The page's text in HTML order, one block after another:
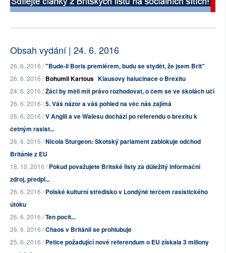
Obsah vydání | 24. 6. 2016
26. 6. 2016 /"Bude-li Boris premiérem, budu se stydět, že jsem Brit"
26. 6. 2016 /Bohumil Kartous Klausovy halucinace o Brexitu
24. 6. 2016 /Žáci by měli mít právo rozhodovat, o čem se ve školách učí
26. 6. 2016 /5. Váš názor a váš pohled na věc nás zajímá
26. 6. 2016 /V Anglii a ve Walesu dochází po referendu o brexitu k
četným rasist...
26. 6. 2016 /Nicola Sturgeon: Skotský parlament zablokuje odchod
Británie z EU
18. 10. 2016 /Pokud považujete Britské listy za důležitý informační
zdroj, předpl...
26. 6. 2016 /Polské kulturní středisko v Londýně terčem rasistického
útoku
26. 6. 2016 /Ten pocit...
26. 6. 2016 /Chaos v Británii se prohlubuje
25. 6. 2016 /Petice požadující nové referendum o EU získala 3 miliony